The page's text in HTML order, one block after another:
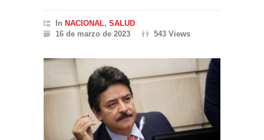
In NACIONAL, SALUD
16 de marzo de 2023
543 Views